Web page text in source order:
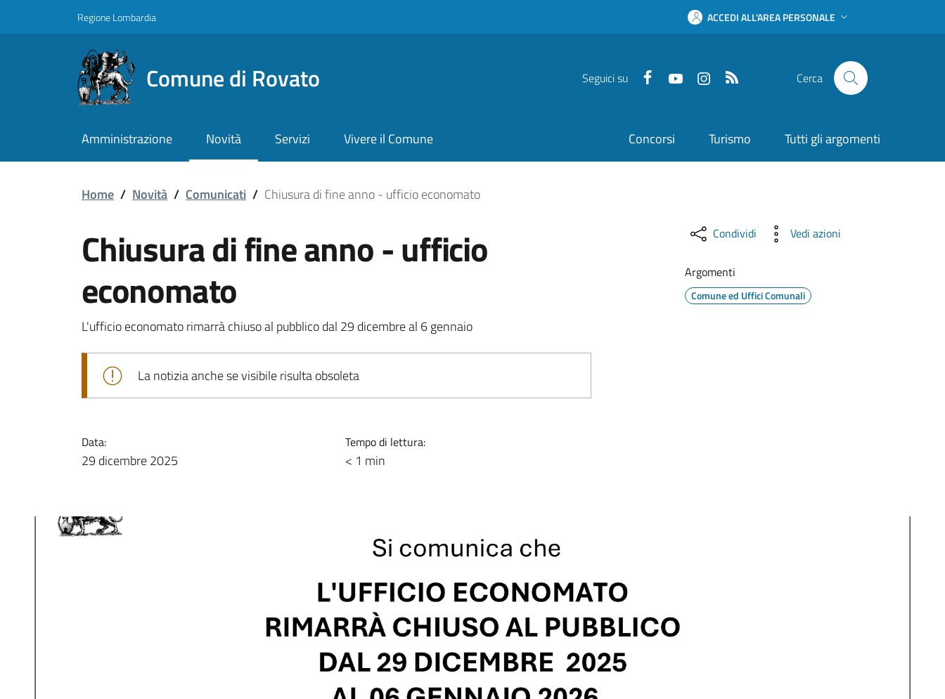
Regione Lombardia ACCEDI ALL'AREA PERSONALE
Comune di Rovato Seguici su FacebookYouTube Instagram Cerca
Amministrazione Novità Servizi Vivere il Comune Concorsi Turismo Tutti gli argomenti
Chiusura di fine anno - ufficio economato
Home / Novità / Comunicati / Chiusura di fine anno - ufficio economato
Chiusura di fine anno - ufficio
economato
L'ufficio economato rimarrà chiuso al pubblico dal 29 dicembre al 6 gennaio
La notizia anche se visibile risulta obsoleta
Data:
29 dicembre 2025
Tempo di lettura:
< 1 min
Condividi Vedi azioni
Argomenti
Comune ed Uffici Comunali